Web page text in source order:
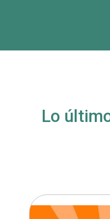
Lo